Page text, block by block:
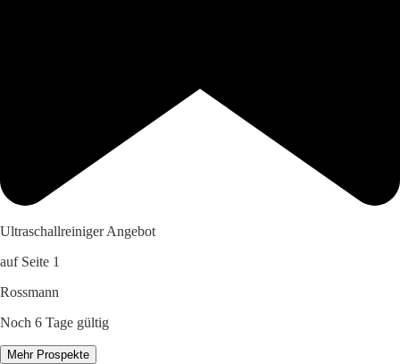
Ultraschallreiniger Angebot
auf Seite 1
Rossmann
Noch 6 Tage gültig
Mehr Prospekte